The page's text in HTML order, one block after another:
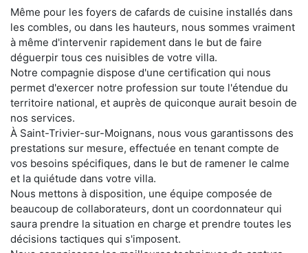
Même pour les foyers de cafards de cuisine installés dans
les combles, ou dans les hauteurs, nous sommes vraiment
à même d'intervenir rapidement dans le but de faire
déguerpir tous ces nuisibles de votre villa.
Notre compagnie dispose d'une certification qui nous
permet d'exercer notre profession sur toute l'étendue du
territoire national, et auprès de quiconque aurait besoin de
nos services.
À Saint-Trivier-sur-Moignans, nous vous garantissons des
prestations sur mesure, effectuée en tenant compte de
vos besoins spécifiques, dans le but de ramener le calme
et la quiétude dans votre villa.
Nous mettons à disposition, une équipe composée de
beaucoup de collaborateurs, dont un coordonnateur qui
saura prendre la situation en charge et prendre toutes les
décisions tactiques qui s'imposent.